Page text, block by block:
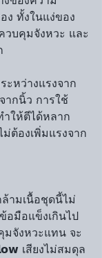
ง ทั้งในแง่ของ
วบคุมจังหวะ และ
ะหว่างแรงจาก
ากนิ้ว การใช้
ให้ตีได้หลาก
ต้องเพิ่มแรงจาก
ามเนื้อชุดนี้ไม่
อมือแข็งเกินไป
จังหวะแทน จะ
เสียงไม่สมดุล